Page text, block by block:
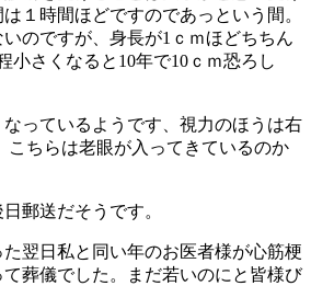
１時間ほどですのであっという間。
のですが、身長が1ｃｍほどちちん
小さくなると10年で10ｃｍ恐ろし
っているようです、視力のほうは右
こちらは老眼が入ってきているのか
郵送だそうです。
翌日私と同い年のお医者様が心筋梗
葬儀でした。まだ若いのにと皆様び